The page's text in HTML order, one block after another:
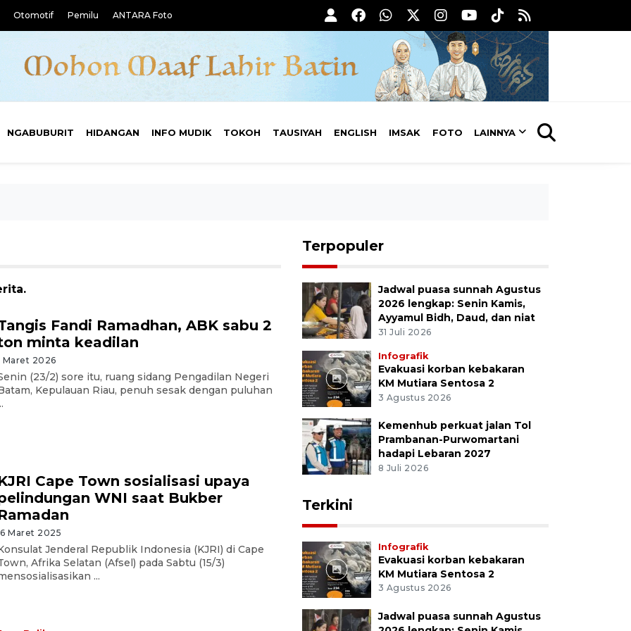
Otomotif Pemilu ANTARA Foto
NGABUBURIT HIDANGAN INFO MUDIK TOKOH TAUSIYAH ENGLISH IMSAK FOTO LAINNYA
Fandi Ramadhan, ABK sabu 2
minta keadilan
Maret 2026
(23/2) sore itu, ruang sidang Pengadilan Negeri
Kepulauan Riau, penuh sesak dengan puluhan
Cape Town sosialisasi upaya
WNI saat Bukber
Maret 2025
Jenderal Republik Indonesia (KJRI) di Cape
Afrika Selatan (Afsel) pada Sabtu (15/3)
...
Terpopuler
Jadwal puasa sunnah Agustus
2026 lengkap: Senin Kamis,
Ayyamul Bidh, Daud, dan niat
31 Juli 2026
Infografik
Evakuasi korban kebakaran
KM Mutiara Sentosa 2
3 Agustus 2026
Kemenhub perkuat jalan Tol
Prambanan-Purwomartani
hadapi Lebaran 2027
8 Juli 2026
Terkini
Infografik
Evakuasi korban kebakaran
KM Mutiara Sentosa 2
3 Agustus 2026
Jadwal puasa sunnah Agustus